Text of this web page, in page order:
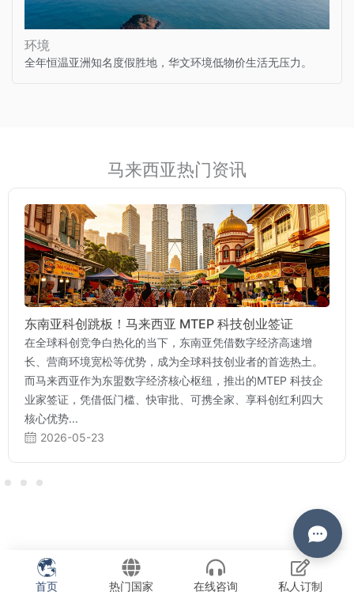
环境
全年恒温亚洲知名度假胜地，华文环境低物价生活无压力。
马来西亚热门资讯
东南亚科创跳板！马来西亚 MTEP 科技创业签证
在全球科创竞争白热化的当下，东南亚凭借数字经济高速增
长、营商环境宽松等优势，成为全球科技创业者的首选热土。
而马来西亚作为东盟数字经济核心枢纽，推出的MTEP 科技企
业家签证，凭借低门槛、快审批、可携全家、享科创红利四大
核心优势...
2026-05-23
首页 热门国家 在线咨询 私人订制